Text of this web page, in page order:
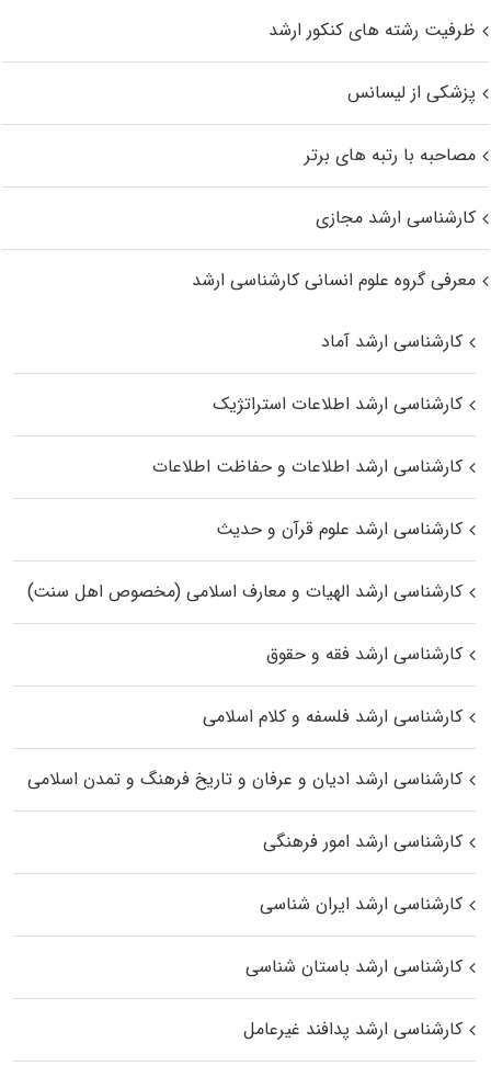
ظرفیت رشته های کنکور ارشد
پزشکی از لیسانس
مصاحبه با رتبه های برتر
کارشناسی ارشد مجازی
معرفی گروه علوم انسانی کارشناسی ارشد
کارشناسی ارشد آماد
کارشناسی ارشد اطلاعات استراتژیک
کارشناسی ارشد اطلاعات و حفاظت اطلاعات
کارشناسی ارشد علوم قرآن و حدیث
کارشناسی ارشد الهیات و معارف اسلامی (مخصوص اهل سنت)
کارشناسی ارشد فقه و حقوق
کارشناسی ارشد فلسفه و کلام اسلامی
کارشناسی ارشد ادیان و عرفان و تاریخ فرهنگ و تمدن اسلامی
کارشناسی ارشد امور فرهنگی
کارشناسی ارشد ایران شناسی
کارشناسی ارشد باستان شناسی
کارشناسی ارشد پدافند غیرعامل